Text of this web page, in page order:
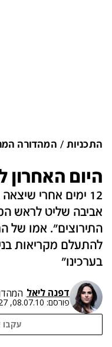
התכניות המהדורה
היום
12 ימים אחרי
אביבה שליט לראש
התירוצים". אמו של
להתעלם מקריאות
בערכינו"
דפנה ליאל
פורסם: 08.07.10, 17:27
עקבו